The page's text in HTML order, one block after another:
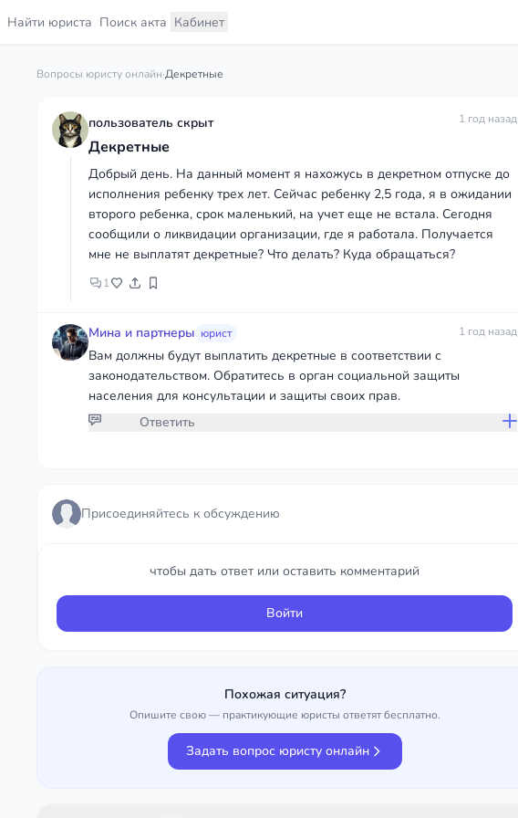
Найти юриста Поиск акта Кабинет
Вопросы юристу онлайн·Декретные
пользователь скрыт 1 год назад
Декретные
Добрый день. На данный момент я нахожусь в декретном отпуске до
исполнения ребенку трех лет. Сейчас ребенку 2,5 года, я в ожидании
второго ребенка, срок маленький, на учет еще не встала. Сегодня
сообщили о ликвидации организации, где я работала. Получается
мне не выплатят декретные? Что делать? Куда обращаться?
1
Мина и партнеры юрист 1 год назад
Вам должны будут выплатить декретные в соответствии с
законодательством. Обратитесь в орган социальной защиты
населения для консультации и защиты своих прав.
Ответить
Войти
Присоединяйтесь к обсуждению
чтобы дать ответ или оставить комментарий
Войти
Похожая ситуация?
Опишите свою — практикующие юристы ответят бесплатно.
Задать вопрос юристу онлайн